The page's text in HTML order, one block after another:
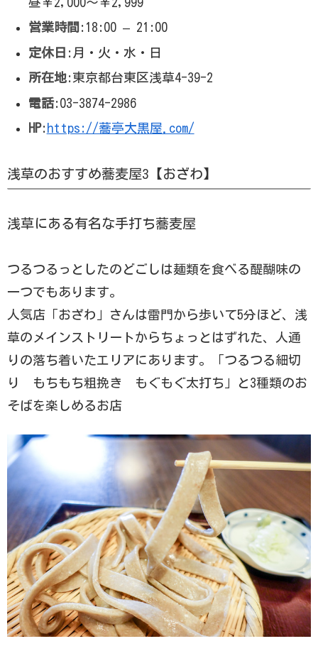
営業時間 :18:00 – 21:00
定休日 :月・火・水・日
所在地:東京都台東区浅草4-39-2
電話:03-3874-2986
HP: https://蕎亭大黒屋.com/
浅草のおすすめ蕎麦屋3【おざわ】
浅草にある有名な手打ち蕎麦屋
つるつるっとしたのどごしは麺類を食べる醍醐味の
一つでもあります。
人気店「おざわ」さんは雷門から歩いて5分ほど、浅
草のメインストリートからちょっとはずれた、人通
りの落ち着いたエリアにあります。「つるつる細切
り もちもち粗挽き もぐもぐ太打ち」と3種類のお
そばを楽しめるお店